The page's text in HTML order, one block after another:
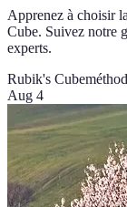
Apprenez à choisir
Cube. Suivez notre
experts.
Rubik's Cube
Aug 4